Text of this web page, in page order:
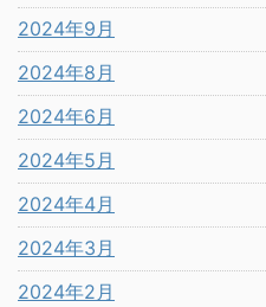
2024年9月
2024年8月
2024年6月
2024年5月
2024年4月
2024年3月
2024年2月